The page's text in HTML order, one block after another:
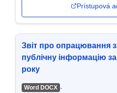
Prístupová
Звіт про опрацювання
публічну інформацію
року
Word DOCX -